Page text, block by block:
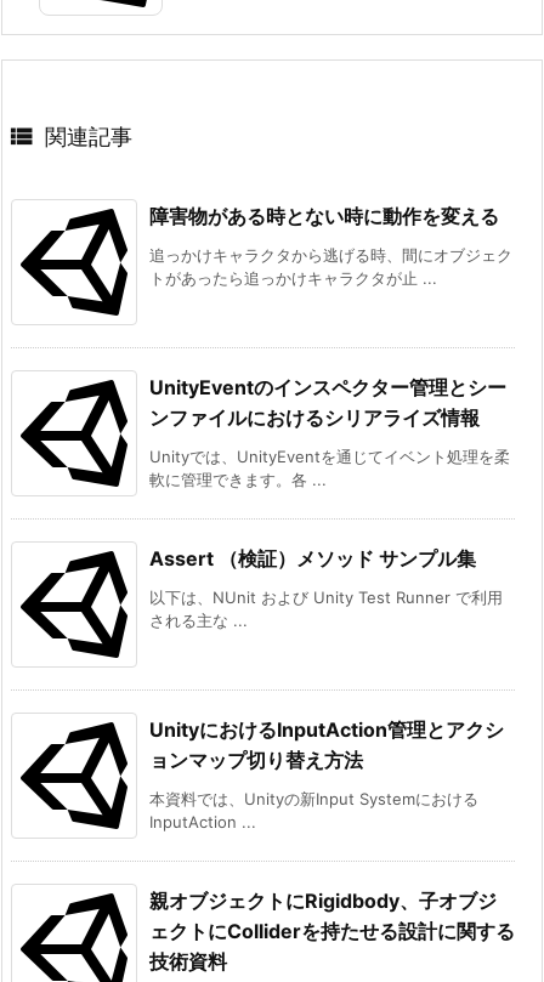
 関連記事
障害物がある時とない時に動作を変える
追っかけキャラクタから逃げる時、間にオブジェク
トがあったら追っかけキャラクタが止 ...
UnityEventのインスペクター管理とシー
ンファイルにおけるシリアライズ情報
Unityでは、UnityEventを通じてイベント処理を柔
軟に管理できます。各 ...
Assert （検証）メソッド サンプル集
以下は、NUnit および Unity Test Runner で利用
される主な ...
UnityにおけるInputAction管理とアクシ
ョンマップ切り替え方法
本資料では、Unityの新Input Systemにおける
InputAction ...
親オブジェクトにRigidbody、子オブジ
ェクトにColliderを持たせる設計に関する
技術資料